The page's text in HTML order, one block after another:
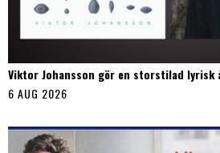
Viktor Johansson gör en storstilad lyrisk
6 AUG 2026